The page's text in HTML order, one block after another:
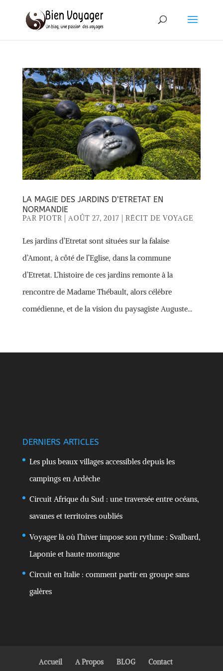
LA MAGIE DES JARDINS D’ETRETAT EN
NORMANDIE
PAR PIOTR AOÛT 27, 2017 RÉCIT DE VOYAGE
Les jardins d’Etretat sont situées sur la falaise
d’Amont, à côté de l’Eglise, dans la commune
d’Etretat. L’histoire de ces jardins remonte à la
rencontre de Madame Thébault, alors célèbre
comédienne, et de la vision du paysagiste Auguste...
DERNIERS ARTICLES
Les plus beaux villages accessibles depuis les
campings en Ardèche
Circuit Afrique du Sud : une traversée entre océans,
savanes et territoires oubliés
Voyager là où l’hiver impose son rythme : Svalbard,
Laponie et haute montagne
Circuit en Italie : comment partir en groupe sans
galères
Accueil A Propos BLOG Contact